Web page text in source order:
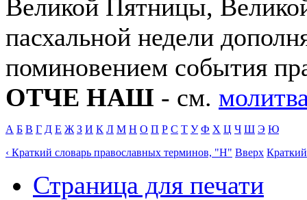
Великой Пятницы,
пасхальной недели
поминовением события
ОТЧЕ НАШ - см.
А Б В Г Д Е Ж З И К Л М Н О П Р С Т У Ф Х Ц Ч Ш Э Ю
‹ Краткий словарь православных терминов, "Н" Вверх
Страница для печати